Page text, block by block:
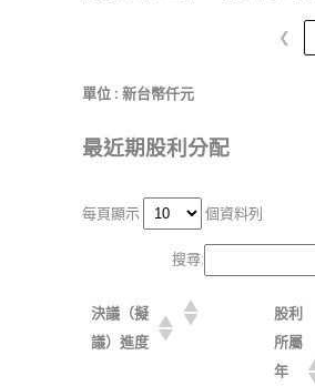
❮
單位 : 新台幣仟元
最近期股利分配
每頁顯示 個資料列
搜尋:
決議（擬
議）進度
股利
所屬
年